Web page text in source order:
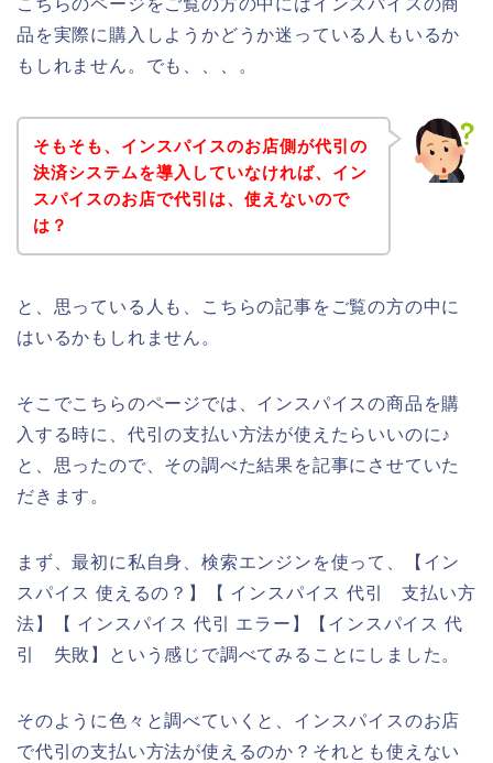
こちらのページをご覧の方の中にはインスパイスの商
品を実際に購入しようかどうか迷っている人もいるか
もしれません。でも、、、。
そもそも、インスパイスのお店側が代引の
決済システムを導入していなければ、イン
スパイスのお店で代引は、使えないので
は？
と、思っている人も、こちらの記事をご覧の方の中に
はいるかもしれません。
そこでこちらのページでは、インスパイスの商品を購
入する時に、代引の支払い方法が使えたらいいのに♪
と、思ったので、その調べた結果を記事にさせていた
だきます。
まず、最初に私自身、検索エンジンを使って、【イン
スパイス 使えるの？】【 インスパイス 代引 支払い方
法】【 インスパイス 代引 エラー】【インスパイス 代
引 失敗】という感じで調べてみることにしました。
そのように色々と調べていくと、インスパイスのお店
で代引の支払い方法が使えるのか？それとも使えない